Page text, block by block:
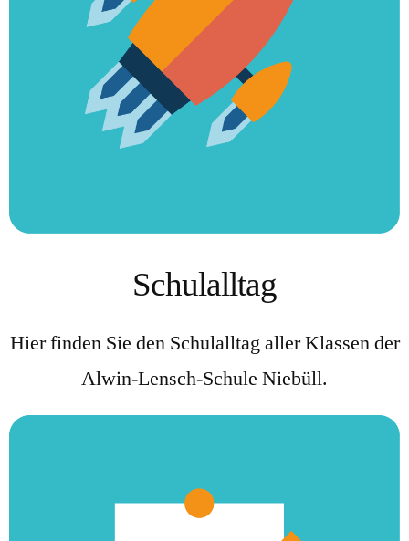
Schulalltag
Hier finden Sie den Schulalltag aller Klassen der
Alwin-Lensch-Schule Niebüll.